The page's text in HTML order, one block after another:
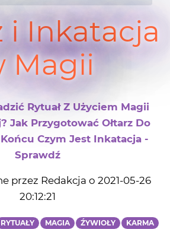
i Inkatacja
Magii
Rytuał Z Użyciem Magii
Jak Przygotować Ołtarz Do
Czym Jest Inkatacja -
Sprawdź
przez Redakcja o 2021-05-26
20:12:21
RYTUAŁY MAGIA ŹYWIOŁY KARMA